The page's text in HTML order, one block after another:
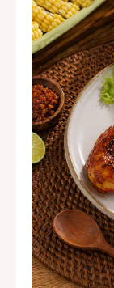
Français
日本語